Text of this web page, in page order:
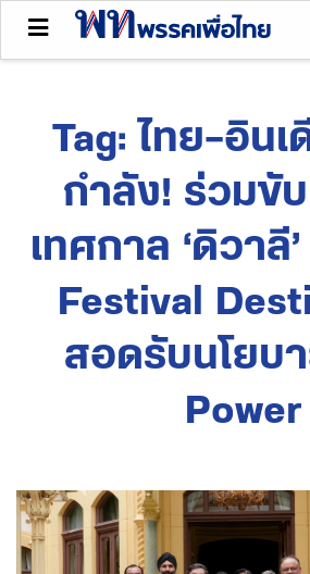
Tag: ไทย–อิน
กำลัง! ร่วมขั
เทศกาล ‘ดิวาลี
Festival
สอดรับนโยบ
Power